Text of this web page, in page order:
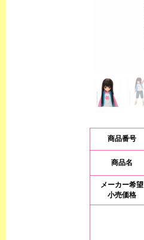
商品番号
商品名
メーカー希望
小売価格